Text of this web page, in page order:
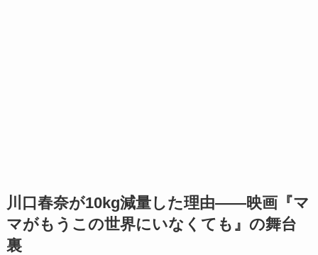
川口春奈が10kg減量した理由——映画『マ
マがもうこの世界にいなくても』の舞台
裏